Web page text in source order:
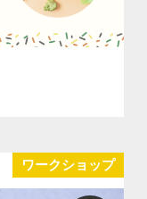
ワークショップ